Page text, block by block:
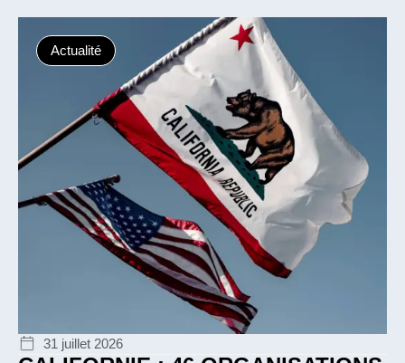
Actualité
31 juillet 2026